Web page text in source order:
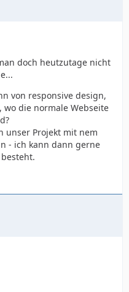
doch heutzutage nicht
von responsive design,
die normale Webseite
unser Projekt mit nem
- ich kann dann gerne